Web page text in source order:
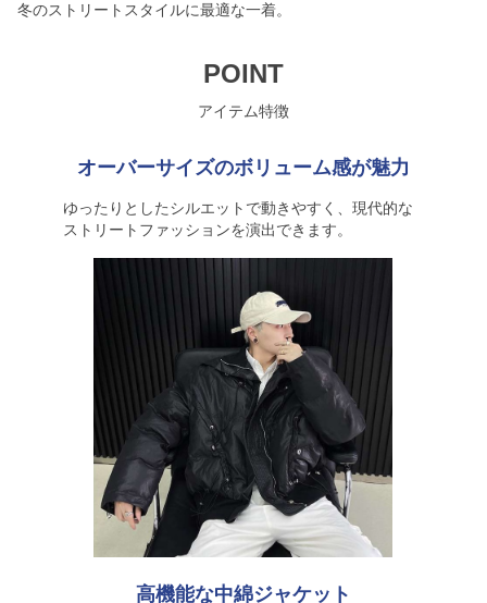
冬のストリートスタイルに最適な一着。
POINT
アイテム特徴
オーバーサイズのボリューム感が魅力
ゆったりとしたシルエットで動きやすく、現代的な
ストリートファッションを演出できます。
高機能な中綿ジャケット